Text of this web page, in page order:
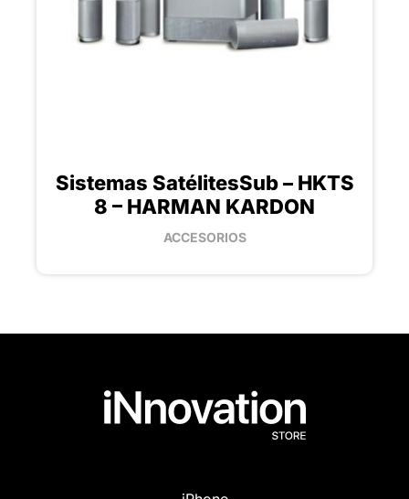
ACCESORIOS
Sistemas SatélitesSub – HKTS
8 – HARMAN KARDON